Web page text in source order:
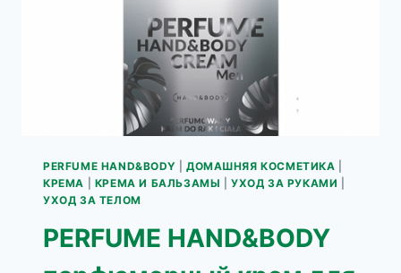
PERFUME HAND&BODY ДОМАШНЯЯ КОСМЕТИКА
КРЕМА
КРЕМА И БАЛЬЗАМЫ |УХОД ЗА РУКАМИ
УХОД ЗА ТЕЛОМ
PERFUME HAND&BODY